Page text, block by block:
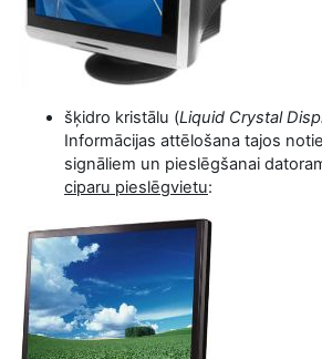
šķidro kristālu (Liquid Crystal
Informācijas attēlošana tajos
signāliem un pieslēgšanai
ciparu pieslēgvietu: